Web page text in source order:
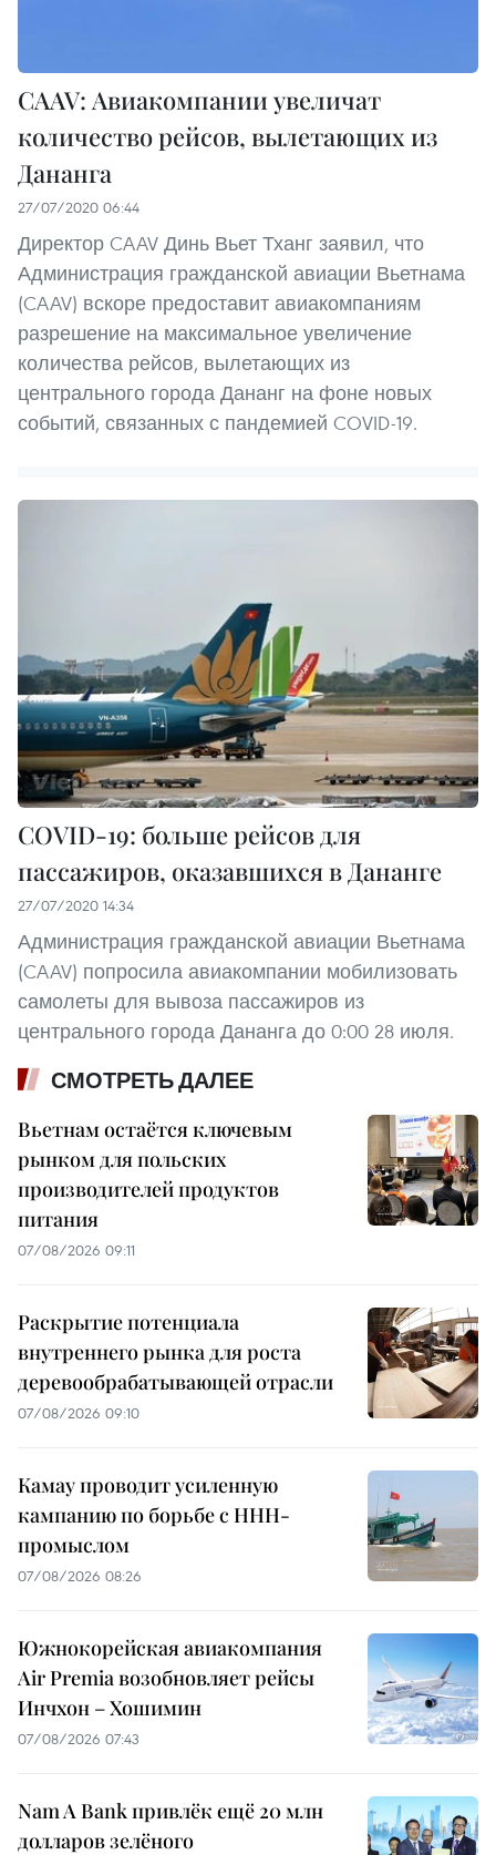
CAAV: Авиакомпании увеличат
количество рейсов, вылетающих из
Дананга
27/07/2020 06:44
Директор CAAV Динь Вьет Тханг заявил, что
Администрация гражданской авиации Вьетнама
(CAAV) вскоре предоставит авиакомпаниям
разрешение на максимальное увеличение
количества рейсов, вылетающих из
центрального города Дананг на фоне новых
событий, связанных с пандемией COVID-19.
COVID-19: больше рейсов для
пассажиров, оказавшихся в Дананге
27/07/2020 14:34
Администрация гражданской авиации Вьетнама
(CAAV) попросила авиакомпании мобилизовать
самолеты для вывоза пассажиров из
центрального города Дананга до 0:00 28 июля.
СМОТРЕТЬ ДАЛЕЕ
Вьетнам остаётся ключевым
рынком для польских
производителей продуктов
питания
07/08/2026 09:11
Раскрытие потенциала
внутреннего рынка для роста
деревообрабатывающей отрасли
07/08/2026 09:10
Камау проводит усиленную
кампанию по борьбе с ННН-
промыслом
07/08/2026 08:26
Южнокорейская авиакомпания
Air Premia возобновляет рейсы
Инчхон – Хошимин
07/08/2026 07:43
Nam A Bank привлёк ещё 20 млн
долларов зелёного